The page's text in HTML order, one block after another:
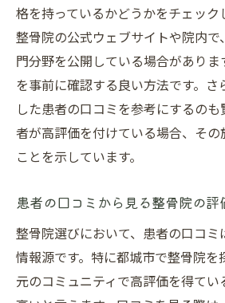
格を持っているかどうかをチェック
整骨院の公式ウェブサイトや院内
門分野を公開している場合があり
を事前に確認する良い方法です。
した患者の口コミを参考にするの
者が高評価を付けている場合、そ
ことを示しています。
患者の口コミから見る整骨院の評
整骨院選びにおいて、患者の口コミ
情報源です。特に都城市で整骨院
元のコミュニティで高評価を得て